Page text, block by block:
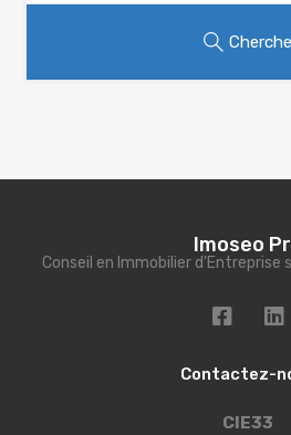
Imoseo
Conseil en Immobilier d'Entreprise
Contactez-
CIE33